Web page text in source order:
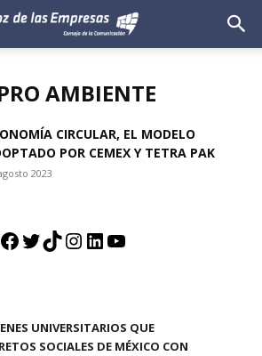
AMBIENTE
CIRCULAR, EL MODELO
POR CEMEX Y TETRA PAK
2023
Facebook
Twitter
TikTok
Instagram
LinkedIn
YouTube
UNIVERSITARIOS QUE
SOCIALES DE MÉXICO CON